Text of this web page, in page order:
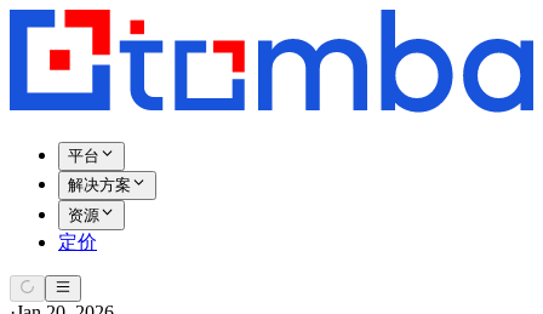
平台
解决方案
资源
定价